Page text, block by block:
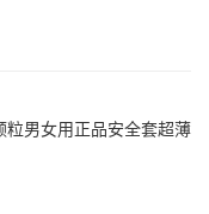
男女用正品安全套超薄